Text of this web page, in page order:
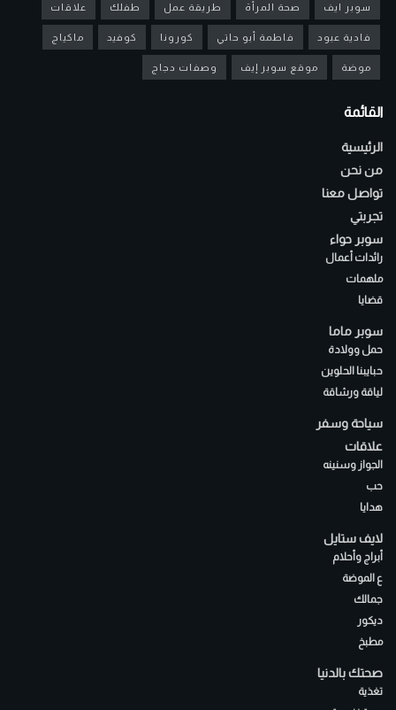
سوبر ايف صحة المرأة طريقة عمل طفلك علاقات
فادية عبود فاطمة أبو حاتي كورونا كوفيد ماكياج
موضة موقع سوبر إيف وصفات دجاج
القائمة
الرئيسية
من نحن
تواصل معنا
تجربتي
سوبر حواء
رائدات أعمال
ملهمات
قضايا
سوبر ماما
حمل وولادة
حبايبنا الحلوين
لياقة ورشاقة
سياحة وسفر
علاقات
الجواز وسنينه
حب
هدايا
لايف ستايل
أبراج وأحلام
ع الموضة
جمالك
ديكور
مطبخ
صحتك بالدنيا
تغذية